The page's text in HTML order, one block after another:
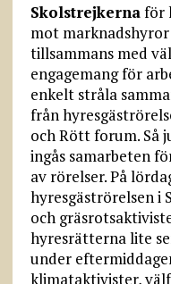
Skolstrejkernaför
mot
tillsammans med
engagemang för
enkelt stråla
från
och Rött forum. Så
ingås samarbeten
av rörelser. På
hyresgäströrelsen i
och
hyresrätterna lite
under
klimataktivister,